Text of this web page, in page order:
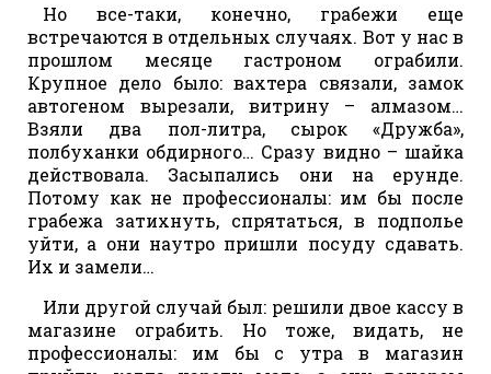
Но все-таки, конечно, грабежи еще
встречаются в отдельных случаях. Вот у нас в
прошлом месяце гастроном ограбили.
Крупное дело было: вахтера связали, замок
автогеном вырезали, витрину – алмазом…
Взяли два пол-литра, сырок «Дружба»,
полбуханки обдирного… Сразу видно – шайка
действовала. Засыпались они на ерунде.
Потому как не профессионалы: им бы после
грабежа затихнуть, спрятаться, в подполье
уйти, а они наутро пришли посуду сдавать.
Их и замели…
Или другой случай был: решили двое кассу в
магазине ограбить. Но тоже, видать, не
профессионалы: им бы с утра в магазин